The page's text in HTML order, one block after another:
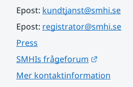
Epost: kundtjanst@smhi.se
Epost: registrator@smhi.se
Press
SMHIs frågeforum
Mer kontaktinformation